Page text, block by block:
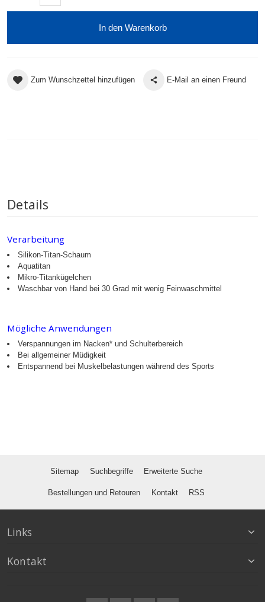
In den Warenkorb
Zum Wunschzettel hinzufügen E-Mail an einen Freund
Details
Verarbeitung
Silikon-Titan-Schaum
Aquatitan
Mikro-Titankügelchen
Waschbar von Hand bei 30 Grad mit wenig Feinwaschmittel
Mögliche Anwendungen
Verspannungen im Nacken* und Schulterbereich
Bei allgemeiner Müdigkeit
Entspannend bei Muskelbelastungen während des Sports
Sitemap Suchbegriffe Erweiterte Suche
Bestellungen und Retouren Kontakt RSS
Links
Kontakt